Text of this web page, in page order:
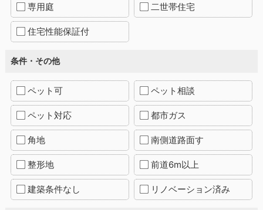
専用庭 二世帯住宅
住宅性能保証付
条件・その他
ペット可 ペット相談
ペット対応 都市ガス
角地 南側道路面す
整形地 前道6m以上
建築条件なし リノベーション済み